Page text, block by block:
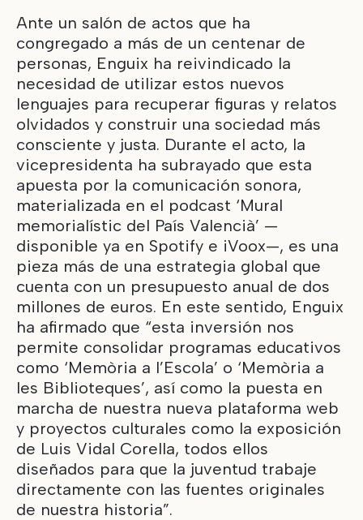
Ante un salón de actos que ha
congregado a más de un centenar de
personas, Enguix ha reivindicado la
necesidad de utilizar estos nuevos
lenguajes para recuperar figuras y relatos
olvidados y construir una sociedad más
consciente y justa. Durante el acto, la
vicepresidenta ha subrayado que esta
apuesta por la comunicación sonora,
materializada en el podcast ‘Mural
memorialístic del País Valencià’ —
disponible ya en Spotify e iVoox—, es una
pieza más de una estrategia global que
cuenta con un presupuesto anual de dos
millones de euros. En este sentido, Enguix
ha afirmado que “esta inversión nos
permite consolidar programas educativos
como ‘Memòria a l’Escola’ o ‘Memòria a
les Biblioteques’, así como la puesta en
marcha de nuestra nueva plataforma web
y proyectos culturales como la exposición
de Luis Vidal Corella, todos ellos
diseñados para que la juventud trabaje
directamente con las fuentes originales
de nuestra historia”.